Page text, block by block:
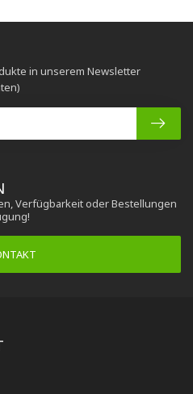
Verfügbarkeit oder Bestellungen
in unserem Newsletter